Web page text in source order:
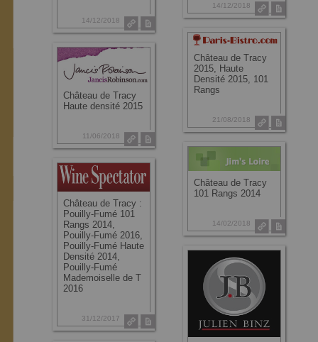
14/12/2018
14/12/2018
Château de Tracy
2015, Haute
Densité 2015, 101
Rangs
21/08/2018
Château de Tracy
Haute densité 2015
11/06/2018
Château de Tracy
101 Rangs 2014
14/02/2018
Château de Tracy :
Pouilly-Fumé 101
Rangs 2014,
Pouilly-Fumé 2016,
Pouilly-Fumé Haute
Densité 2014,
Pouilly-Fumé
Mademoiselle de T
2016
31/12/2017